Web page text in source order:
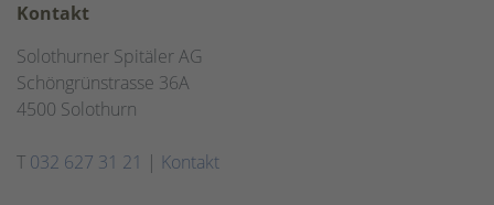
Kontakt
Solothurner Spitäler AG
Schöngrünstrasse 36A
4500 Solothurn
T 032 627 31 21 | Kontakt